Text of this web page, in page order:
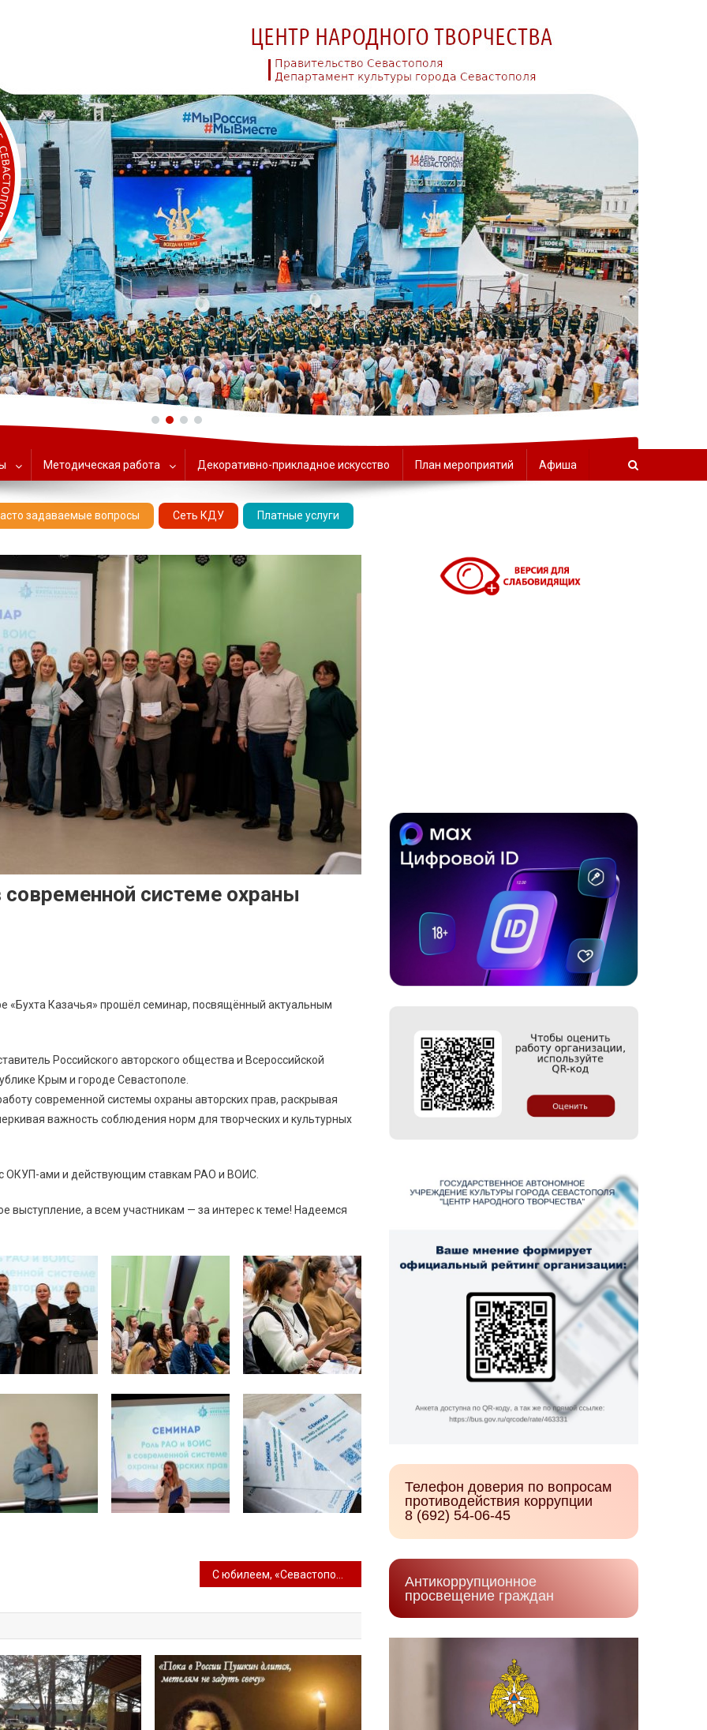
Центр народного творчества
Методическая работа Декоративно-прикладное искусство План мероприятий Афиша
задаваемые вопросы Сеть КДУ Платные услуги
системе охраны
«Бухта Казачья» прошёл семинар, посвящённый актуальным
Российского авторского общества и Всероссийской
Крым и городе Севастополе.
современной системы охраны авторских прав, раскрывая
важность соблюдения норм для творческих и культурных
ОКУП-ами и действующим ставкам РАО и ВОИС.
а всем участникам — за интерес к теме! Надеемся
Телефон доверия по вопросам
противодействия коррупции
8 (692) 54-06-45
Антикоррупционное
просвещение граждан